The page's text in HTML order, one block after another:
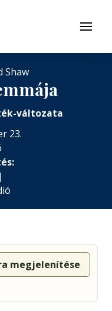
Menü
Shaw
változata
23.
|
megjelenítése